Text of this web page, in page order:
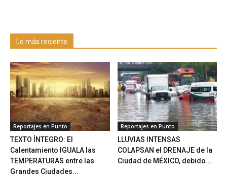
Lo más reciente
Reportajes en Punto
TEXTO ÍNTEGRO: El
Calentamiento IGUALA las
TEMPERATURAS entre las
Grandes Ciudades...
Reportajes en Punto
LLUVIAS INTENSAS
COLAPSAN el DRENAJE de la
Ciudad de MÉXICO, debido...